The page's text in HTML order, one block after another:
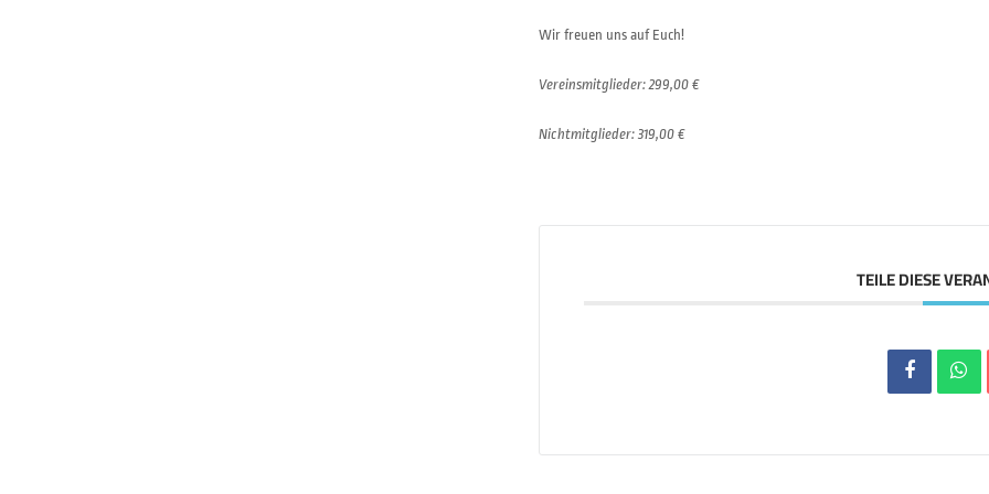
Wir freuen uns auf Euch!
Vereinsmitglieder: 299,00 €
Nichtmitglieder: 319,00 €
TEILE DIESE